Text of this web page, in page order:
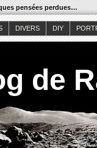
pensées perdues…
DIVERS DIY
de